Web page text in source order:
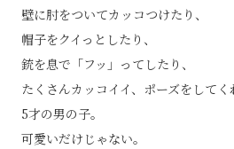
壁に肘をついてカッコつけたり、
帽子をクイっとしたり、
銃を息で「フッ」ってしたり、
たくさんカッコイイ、ポーズをして
5才の男の子。
可愛いだけじゃない。